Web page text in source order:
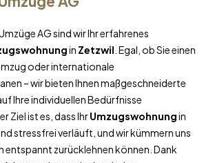
AG sind wir Ihr erfahrenes
in Zetzwil . Egal, ob Sie einen
oder internationale
– wir bieten Ihnen maßgeschneiderte
Ihre individuellen Bedürfnisse
Ziel ist es, dass IhrUmzugswohnungin
stressfrei verläuft, und wir kümmern uns
entspannt zurücklehnen können. Dank